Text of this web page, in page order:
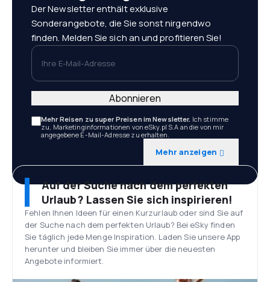
Der Newsletter enthält exklusive
Sonderangebote, die Sie sonst nirgendwo
finden. Melden Sie sich an und profitieren Sie!
Ihre E-Mail-Adresse
Mehr Reisen zu super Preisen im Newsletter. Ich stimme
zu, Marketinginformationen von eSky.pl S.A an die von mir
angegebene E-Mail-Adresse zu erhalten.
Mehr anzeigen
Abonnieren
Auf der Suche nach dem perfekten
Urlaub? Lassen Sie sich inspirieren!
Fehlen Ihnen Ideen für einen Kurzurlaub oder sind Sie auf
der Suche nach dem perfekten Urlaub? Bei eSky finden
Sie täglich jede Menge Inspiration. Laden Sie unsere App
herunter und bleiben Sie immer über die neuesten
Angebote informiert.